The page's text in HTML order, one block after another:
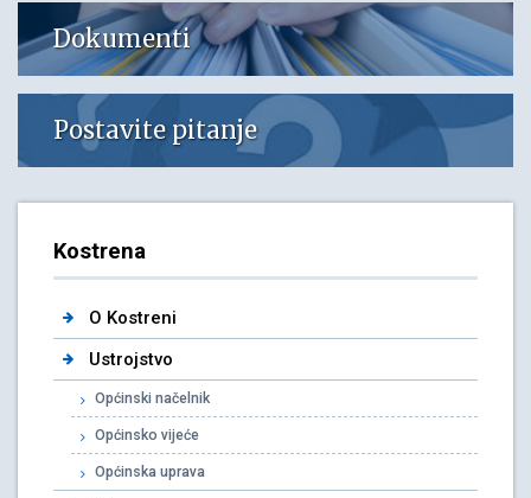
Dokumenti
Postavite pitanje
Kostrena
O Kostreni
Ustrojstvo
Općinski načelnik
Općinsko vijeće
Općinska uprava